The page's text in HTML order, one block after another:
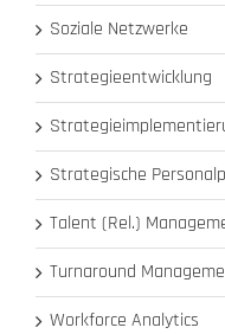
Soziale Netzwerke
Strategieentwicklung
Strategische
Talent (Rel.)
Turnaround
Workforce Analytics